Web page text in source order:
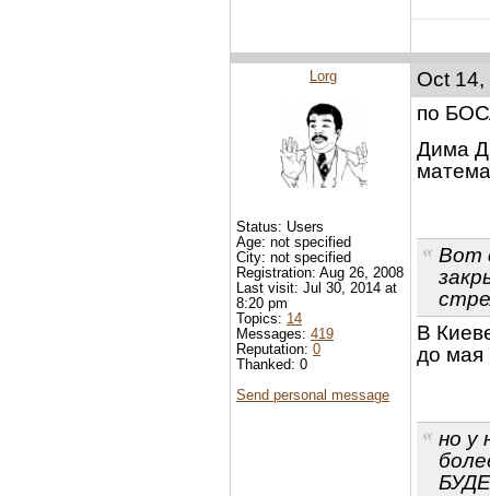
Oct
по
Дима
Вот
В
до мая
но у
Lorg
Status: Users
Age: not specified
City: not specified
Registration: Aug 26, 2008
Last visit: Jul 30, 2014 at
8:20 pm
Topics: 14
Messages: 419
Reputation: 0
Thanked: 0
Send personal message